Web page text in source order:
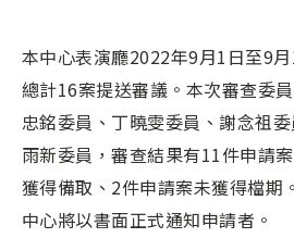
本中心表演廳2022年9月1日至9
總計16案提送審議。本次審查委
忠銘委員、丁曉雯委員、謝念祖
雨新委員，審查結果有11件申請
獲得備取、2件申請案未獲得檔期
中心將以書面正式通知申請者。